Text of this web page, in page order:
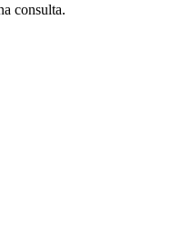
consulta.